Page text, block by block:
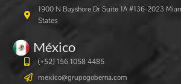
1900 N Bayshore Dr Suite 1A #136-2023
States
México
(+52) 156 1058 4485
mexico@grupogoberna.com